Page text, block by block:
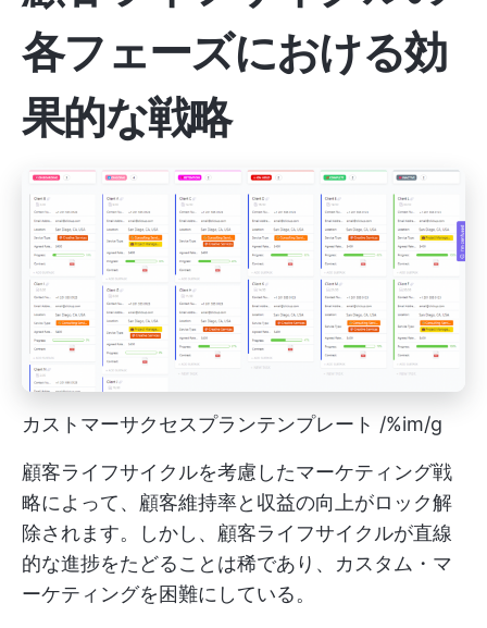
各フェーズにおける効
果的な戦略
カストマーサクセスプランテンプレート /%im/g
顧客ライフサイクルを考慮したマーケティング戦
略によって、顧客維持率と収益の向上がロック解
除されます。しかし、顧客ライフサイクルが直線
的な進捗をたどることは稀であり、カスタム・マ
ーケティングを困難にしている。